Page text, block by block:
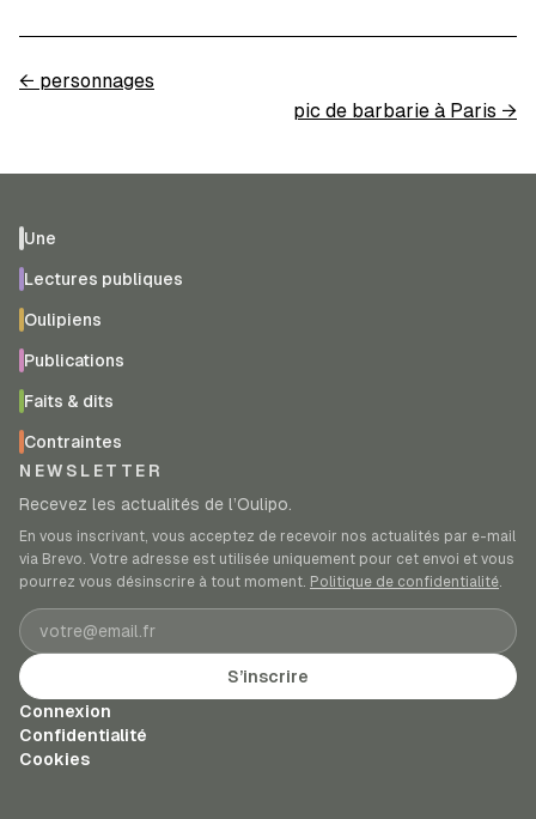
← personnages
pic de barbarie à Paris →
Une
Lectures publiques
Oulipiens
Publications
Faits & dits
Contraintes
NEWSLETTER
Recevez les actualités de l’Oulipo.
En vous inscrivant, vous acceptez de recevoir nos actualités par e-mail
via Brevo. Votre adresse est utilisée uniquement pour cet envoi et vous
pourrez vous désinscrire à tout moment. Politique de confidentialité.
Adresse e-mail
S’inscrire
Connexion
Confidentialité
Cookies